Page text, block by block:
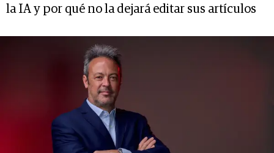
la IA y por qué no la dejará editar sus artículos